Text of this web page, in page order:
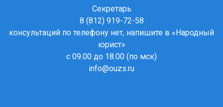
Секретарь
8 (812) 919-72-58
консультаций по телефону нет, напишите в «Народный
юрист»
с 09.00 до 18.00 (по мск)
info@ouzs.ru